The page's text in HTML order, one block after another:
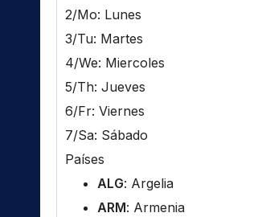
2/Mo: Lunes
3/Tu: Martes
4/We: Miercoles
5/Th: Jueves
6/Fr: Viernes
7/Sa: Sábado
Países
ALG: Argelia
ARM: Armenia